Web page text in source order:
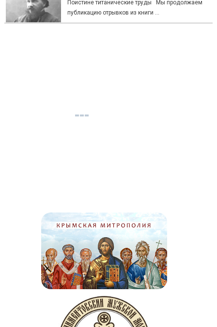
Поистине титанические труды Мы продолжаем
публикацию отрывков из книги …